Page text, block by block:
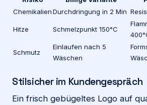
ChemikalienDurchdringung in 2 Min
Hitze Schmelzpunkt 150°C
Schmutz
Einlaufen nach 5
Wäschen
Stilsicher im Kundengespräch
Ein frisch gebügeltes Logo auf